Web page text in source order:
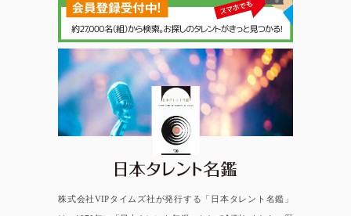
日本タレント名鑑
株式会社VIPタイムズ社が発行する「日本タレント名鑑」